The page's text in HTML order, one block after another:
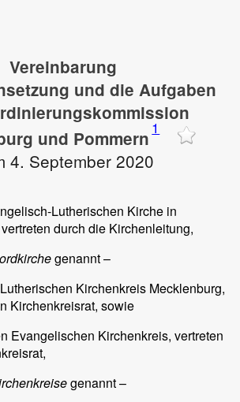
Vereinbarung
und die Aufgaben
und Pommern 1
4. September 2020
Lutherischen Kirche in
durch die Kirchenleitung,
genannt –
Kirchenkreis Mecklenburg,
Kirchenkreisrat, sowie
Evangelischen Kirchenkreis, vertreten
genannt –